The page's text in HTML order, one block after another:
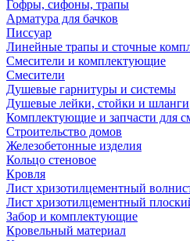
Гофры, сифоны, трапы
Арматура для бачков
Писсуар
Линейные трапы и сточные
Смесители и комплектующие
Смесители
Душевые гарнитуры и системы
Душевые лейки, стойки и шланги
Комплектующие и запчасти для
Строительство домов
Железобетонные изделия
Кольцо стеновое
Кровля
Лист хризотилцементный
Лист хризотилцементный
Забор и комплектующие
Кровельный материал